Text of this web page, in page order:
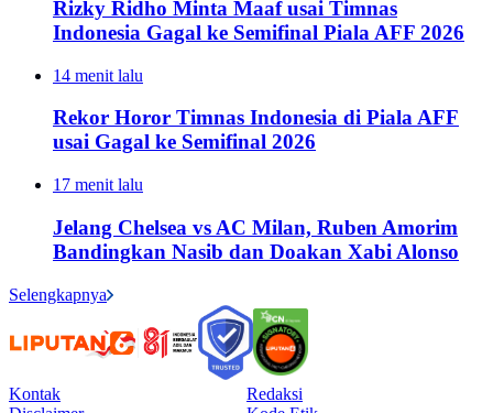
Rizky Ridho Minta Maaf usai Timnas
Indonesia Gagal ke Semifinal Piala AFF 2026
14 menit lalu
Rekor Horor Timnas Indonesia di Piala AFF
usai Gagal ke Semifinal 2026
17 menit lalu
Jelang Chelsea vs AC Milan, Ruben Amorim
Bandingkan Nasib dan Doakan Xabi Alonso
Selengkapnya
Kontak
Redaksi